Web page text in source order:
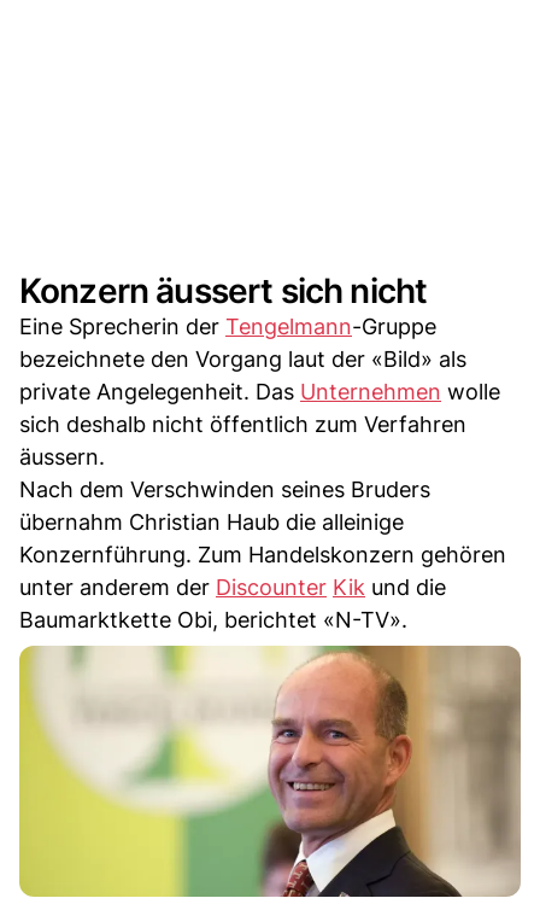
Konzern äussert sich nicht
Eine Sprecherin der Tengelmann-Gruppe
bezeichnete den Vorgang laut der «Bild» als
private Angelegenheit. Das Unternehmen wolle
sich deshalb nicht öffentlich zum Verfahren
äussern.
Nach dem Verschwinden seines Bruders
übernahm Christian Haub die alleinige
Konzernführung. Zum Handelskonzern gehören
unter anderem der Discounter Kik und die
Baumarktkette Obi, berichtet «N-TV».